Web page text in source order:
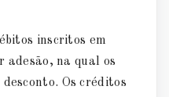
inscritos em
adesão, na qual os
Os créditos